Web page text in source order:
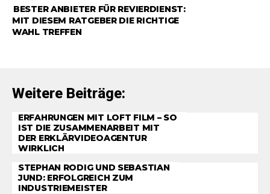
RATGEBER
BESTER ANBIETER FÜR REVIERDIENST:
MIT DIESEM RATGEBER DIE RICHTIGE
WAHL TREFFEN
Weitere Beiträge:
ERFAHRUNGEN MIT LOFT FILM – SO
IST DIE ZUSAMMENARBEIT MIT
DER ERKLÄRVIDEOAGENTUR
WIRKLICH
STEPHAN RODIG UND SEBASTIAN
JUND: ERFOLGREICH ZUM
INDUSTRIEMEISTER